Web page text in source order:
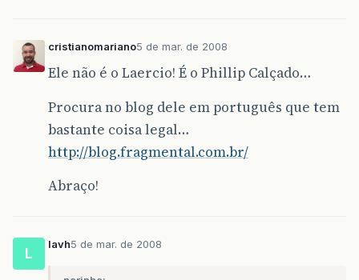
cristianomariano5 de mar. de 2008
Ele não é o Laercio! É o Phillip Calçado…
Procura no blog dele em português que tem
bastante coisa legal…
http://blog.fragmental.com.br/
Abraço!
L
lavh5 de mar. de 2008